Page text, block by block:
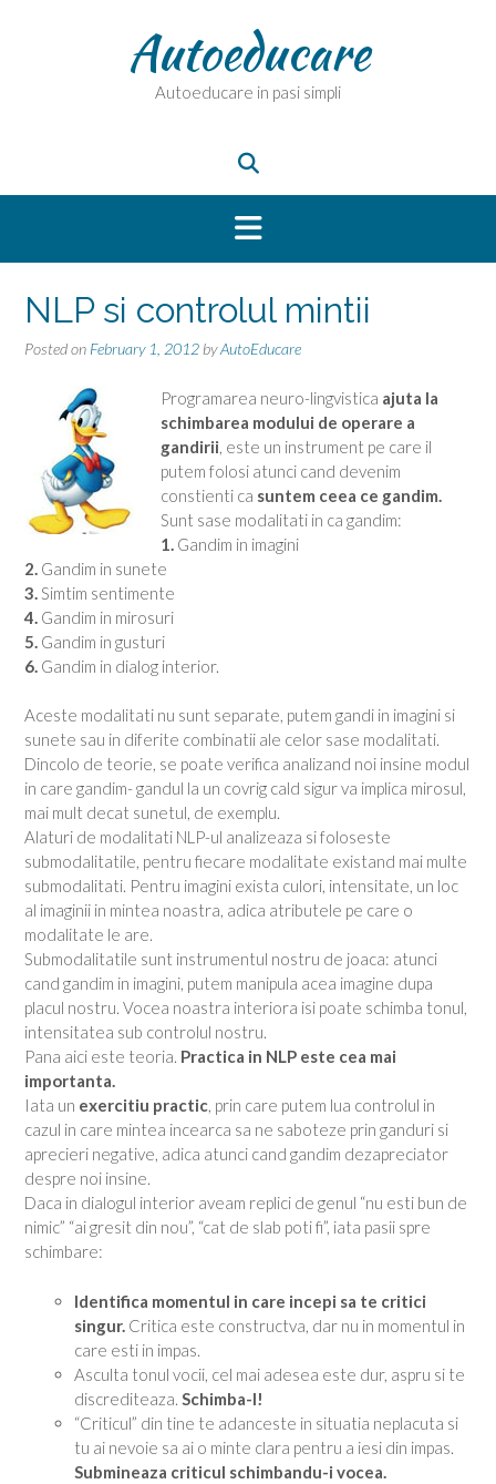
Autoeducare
Autoeducare in pasi simpli
NLP si controlul mintii
Posted on February 1, 2012 byAutoEducare
Programarea neuro-lingvistica ajuta la
schimbarea modului de operare a
gandirii , este un instrument pe care il
putem folosi atunci cand devenim
constienti ca suntem ceea ce gandim.
Sunt sase modalitati in ca gandim:
1. Gandim in imagini
2. Gandim in sunete
3. Simtim sentimente
4. Gandim in mirosuri
5. Gandim in gusturi
6. Gandim in dialog interior.
Aceste modalitati nu sunt separate, putem gandi in imagini si
sunete sau in diferite combinatii ale celor sase modalitati.
Dincolo de teorie, se poate verifica analizand noi insine modul
in care gandim- gandul la un covrig cald sigur va implica mirosul,
mai mult decat sunetul, de exemplu.
Alaturi de modalitati NLP-ul analizeaza si foloseste
submodalitatile, pentru fiecare modalitate existand mai multe
submodalitati. Pentru imagini exista culori, intensitate, un loc
al imaginii in mintea noastra, adica atributele pe care o
modalitate le are.
Submodalitatile sunt instrumentul nostru de joaca: atunci
cand gandim in imagini, putem manipula acea imagine dupa
placul nostru. Vocea noastra interiora isi poate schimba tonul,
intensitatea sub controlul nostru.
Pana aici este teoria. Practica in NLP este cea mai
importanta.
Iata un exercitiu practic, prin care putem lua controlul in
cazul in care mintea incearca sa ne saboteze prin ganduri si
aprecieri negative, adica atunci cand gandim dezapreciator
despre noi insine.
Daca in dialogul interior aveam replici de genul “nu esti bun de
nimic” “ai gresit din nou”, “cat de slab poti fi”, iata pasii spre
schimbare:
Identifica momentul in care incepi sa te critici
singur. Critica este constructva, dar nu in momentul in
care esti in impas.
Asculta tonul vocii, cel mai adesea este dur, aspru si te
discrediteaza. Schimba-l!
“Criticul” din tine te adanceste in situatia neplacuta si
tu ai nevoie sa ai o minte clara pentru a iesi din impas.
Submineaza criticul schimbandu-i vocea.